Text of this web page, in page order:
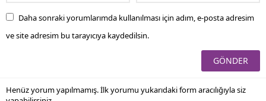
Daha sonraki yorumlarımda kullanılması için adım, e-posta adresim
ve site adresim bu tarayıcıya kaydedilsin.
Henüz yorum yapılmamış. İlk yorumu yukarıdaki form aracılığıyla siz